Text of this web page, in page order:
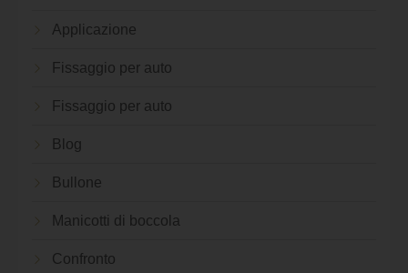
Applicazione
Fissaggio per auto
Fissaggio per auto
Blog
Bullone
Manicotti di boccola
Confronto